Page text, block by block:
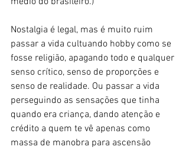
Nostalgia é legal, mas é muito ruim
passar a vida cultuando hobby como se
fosse religião, apagando todo e qualquer
senso crítico, senso de proporções e
senso de realidade. Ou passar a vida
perseguindo as sensações que tinha
quando era criança, dando atenção e
crédito a quem te vê apenas como
massa de manobra para ascensão